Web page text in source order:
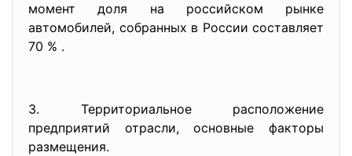
момент доля на российском рынке
автомобилей, собранных в России составляет
70 % .
3. Территориальное расположение
предприятий отрасли, основные факторы
размещения.